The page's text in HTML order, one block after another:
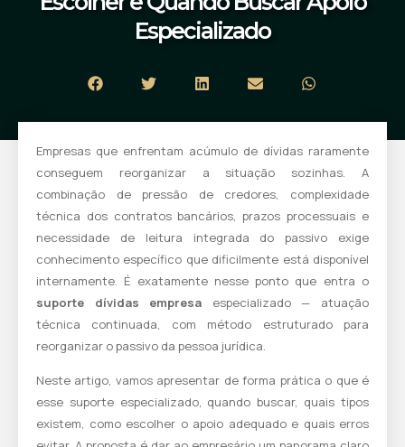
Especializado
Empresas que enfrentam acúmulo de dívidas raramente
conseguem reorganizar a situação sozinhas. A
combinação de pressão de credores, complexidade
técnica dos contratos bancários, prazos processuais e
necessidade de leitura integrada do passivo exige
conhecimento específico que dificilmente está disponível
internamente. É exatamente nesse ponto que entra o
suporte dívidas empresa especializado — atuação
técnica continuada, com método estruturado para
reorganizar o passivo da pessoa jurídica.
Neste artigo, vamos apresentar de forma prática o que é
esse suporte especializado, quando buscar, quais tipos
existem, como escolher o apoio adequado e quais erros